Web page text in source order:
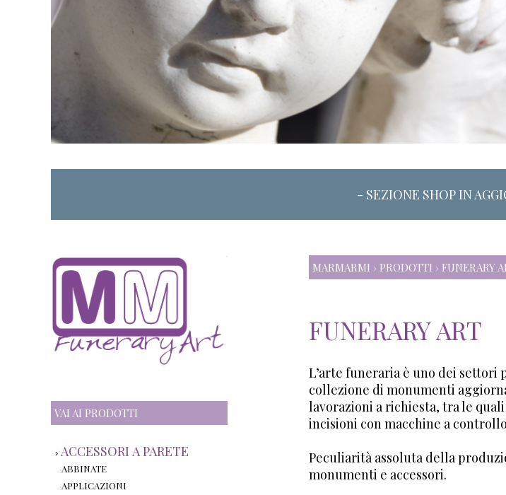
- SEZIONE SHOP IN
VAI AI PRODOTTI
› ACCESSORI A PARETE
ABBINATE
APPLICAZIONI
MARMARMI › PRODOTTI › FUNERARY
FUNERARY ART
L’arte funeraria è uno dei settori
collezione di monumenti
lavorazioni a richiesta, tra le
incisioni con macchine a
Peculiarità assoluta della
monumenti e accessori.